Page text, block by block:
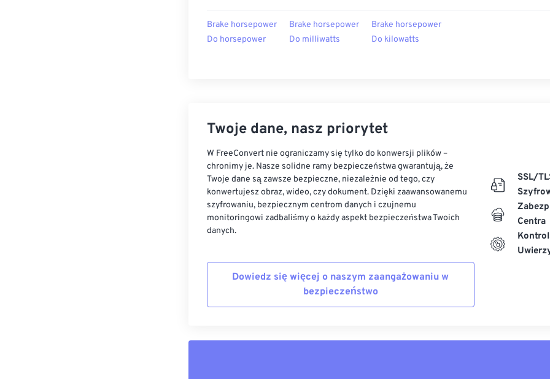
Brake horsepower
Do horsepower
Brake horsepower
Do milliwatts
Brake horsepower
Do kilowatts
Twoje dane, nasz priorytet
W FreeConvert nie ograniczamy się tylko do konwersji plików –
chronimy je. Nasze solidne ramy bezpieczeństwa gwarantują, że
Twoje dane są zawsze bezpieczne, niezależnie od tego, czy
konwertujesz obraz, wideo, czy dokument. Dzięki zaawansowanemu
szyfrowaniu, bezpiecznym centrom danych i czujnemu
monitoringowi zadbaliśmy o każdy aspekt bezpieczeństwa Twoich
danych.
Dowiedz się więcej o naszym zaangażowaniu w
bezpieczeństwo
SSL/
Centra